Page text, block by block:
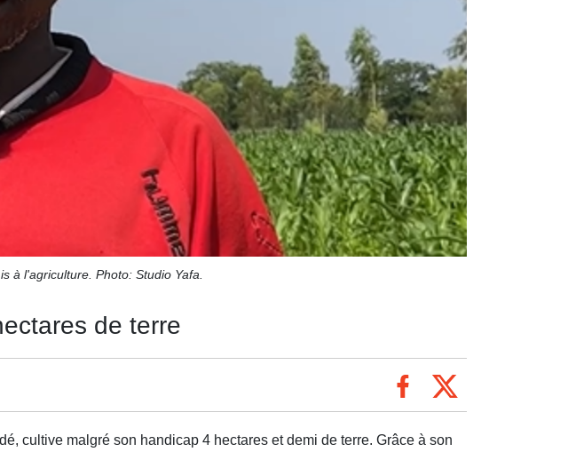
à l'agriculture. Photo: Studio Yafa.
de terre
cultive malgré son handicap 4 hectares et demi de terre. Grâce à son